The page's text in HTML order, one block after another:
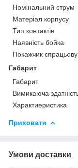
Номінальний струм
Матеріал корпусу
Тип контактів
Наявність бойка
Покажчик
Габарит
Габарит
Вимикаюча
Характиеристика
Приховати
Умови доставки